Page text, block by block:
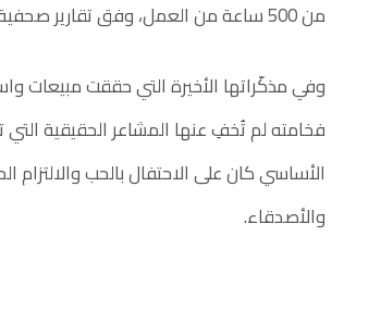
من 500 ساعة من العمل، وفق تقارير صحفية آنذاك.
وفي مذكّراتها الأخيرة التي حققت مبيعات
فخامته لم تُخفِ عنها المشاعر الحقيقية
الأساسي كان على الاحتفال بالحب والالتزام
والأصدقاء.